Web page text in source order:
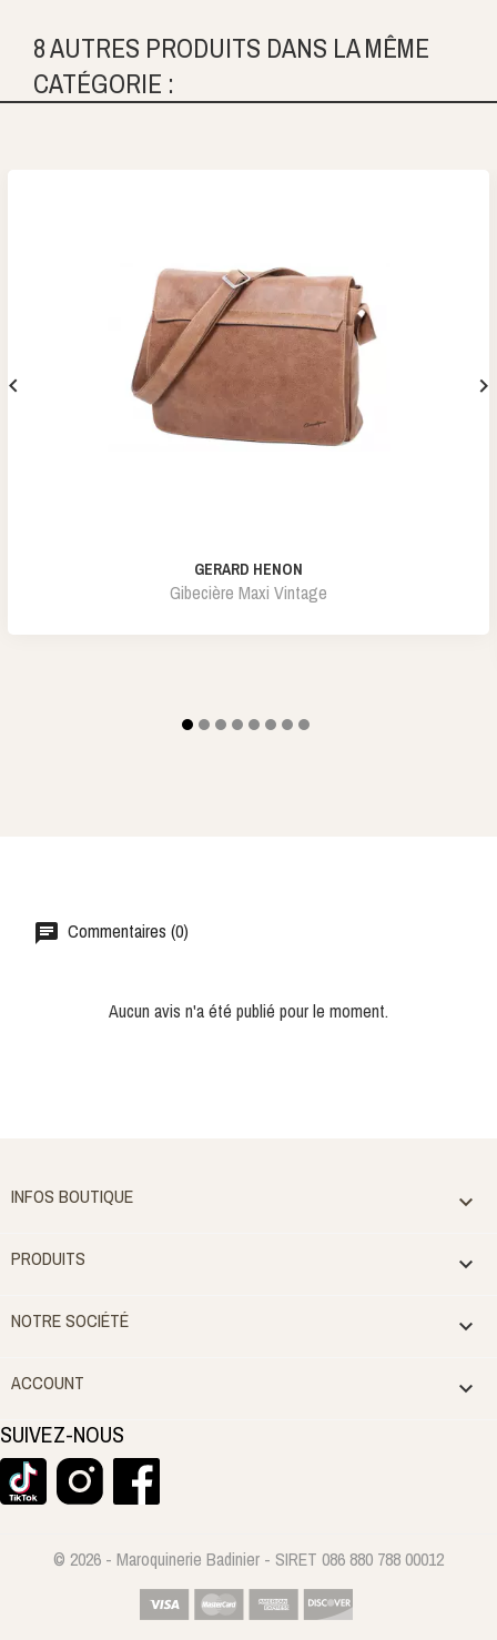
8 AUTRES PRODUITS DANS LA MÊME
CATÉGORIE :
GERARD HENON
Gibecière Maxi Vintage
 
Commentaires (0)
Aucun avis n'a été publié pour le moment.
INFOS BOUTIQUE 
PRODUITS 
NOTRE SOCIÉTÉ 
ACCOUNT 
SUIVEZ-NOUS
© 2026 - Maroquinerie Badinier - SIRET 086 880 788 00012